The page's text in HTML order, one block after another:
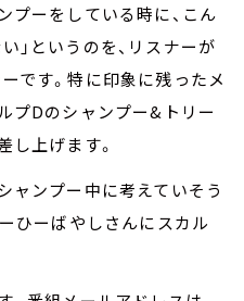
プーをしている時に、こん
」というのを、リスナーが
です。特に印象に残ったメ
プDのシャンプー&トリー
し上げます。
ャンプー中に考えていそう
ひーばやしさんにスカル